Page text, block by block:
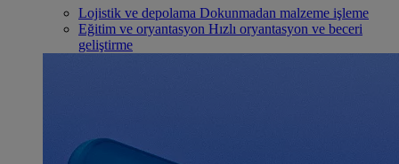
Lojistik ve depolama Dokunmadan malzeme işleme
Eğitim ve oryantasyon Hızlı oryantasyon ve beceri
geliştirme